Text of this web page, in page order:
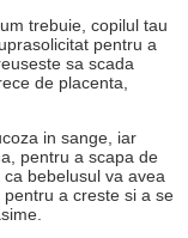
trebuie, copilul tau
pentru a
sa scada
de placenta,
in sange, iar
pentru a scapa de
bebelusul va avea
a creste si a se